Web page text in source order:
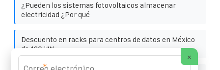
¿Pueden los sistemas fotovoltaicos almacenar
electricidad ¿Por qué
Descuento en racks para centros de datos en México
de 120 kW
×
*